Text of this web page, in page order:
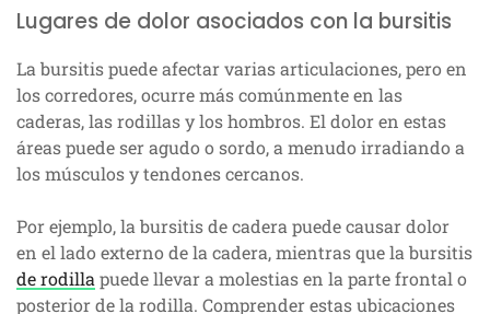
Lugares de dolor asociados con la bursitis
La bursitis puede afectar varias articulaciones, pero en
los corredores, ocurre más comúnmente en las
caderas, las rodillas y los hombros. El dolor en estas
áreas puede ser agudo o sordo, a menudo irradiando a
los músculos y tendones cercanos.
Por ejemplo, la bursitis de cadera puede causar dolor
en el lado externo de la cadera, mientras que la bursitis
de rodillapuede llevar a molestias en la parte frontal o
posterior de la rodilla. Comprender estas ubicaciones